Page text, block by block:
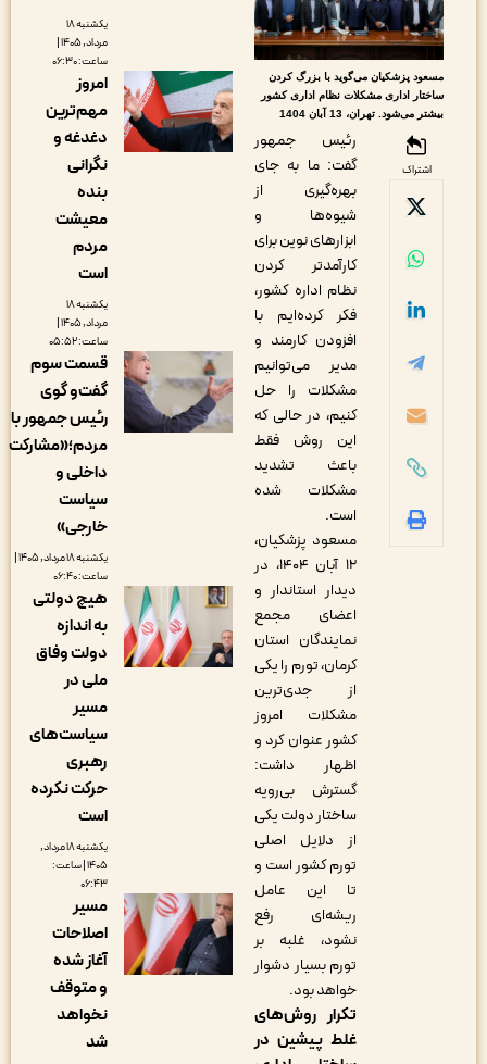
پزشکیان می‌گوید با بزرگ کردن
اداری مشکلات نظام اداری کشور
می‌شود. تهران، 13 آبان 1404
رئیس جمهور
گفت: ما به جای
بهره‌گیری از
شیوه‌ها و
ابزارهای نوین برای
کارآمدتر کردن
نظام اداره کشور،
فکر کرده‌ایم با
افزودن کارمند و
مدیر می‌توانیم
مشکلات را حل
کنیم، در حالی که
این روش فقط
باعث تشدید
مشکلات شده
مسعود پزشکیان،
۱۲ آبان ۱۴۰۴، در
دیدار استاندار و
اعضای مجمع
نمایندگان استان
کرمان، تورم را یکی
از جدی‌ترین
مشکلات امروز
کشور عنوان کرد و
اظهار داشت:
گسترش بی‌رویه
ساختار دولت یکی
از دلایل اصلی
تورم کشور است و
تا این عامل
ریشه‌ای رفع
نشود، غلبه بر
تورم بسیار دشوار
خواهد بود.
تکرار روش‌های
غلط پیشین در
مرداد, ۱۴۰۵ |
امروز
مهم‌ترین
دغدغه و
معیشت
مرداد, ۱۴۰۵ |
قسمت سوم
گفت‌و گوی
رئیس جمهور با
مردم؛«مشارکت
داخلی و
سیاست
خارجی»
یکشنبه ۱۸ مرداد, ۱۴۰۵ |
هیچ دولتی
به اندازه
دولت وفاق
سیاست‌های
حرکت نکرده
یکشنبه ۱۸ مرداد,
۱۴۰۵ | ساعت:
مسیر
اصلاحات
آغاز شده
و متوقف
نخواهد